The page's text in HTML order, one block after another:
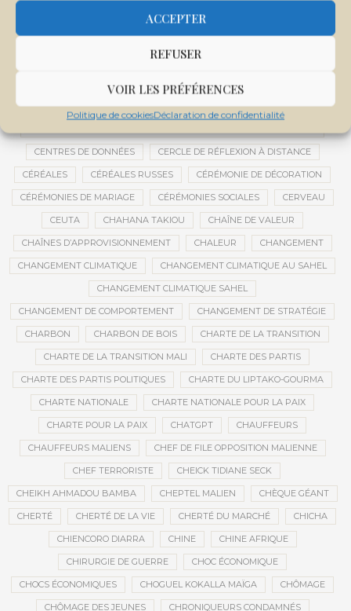
ACCEPTER
REFUSER
VOIR LES PRÉFÉRENCES
Politique de cookiesDéclaration de confidentialité
CENTRALE SOLAIRE DE SANANKOROBA
CENTRE D'INTELLIGENCE ARTIFICIELLE
CENTRE DE SANTÉ COMMUNAUTAIRE
CENTRE INTERNATIONAL DE CONFÉRENCES DE BAMAKO
CENTRE MALI
CENTRES DE DONNÉES CERCLE DE RÉFLEXION À DISTANCE
CÉRÉALES CÉRÉALES RUSSES CÉRÉMONIE DE DÉCORATION
CÉRÉMONIES DE MARIAGE CÉRÉMONIES SOCIALES CERVEAU
CEUTA CHAHANA TAKIOU CHAÎNE DE VALEUR
CHAÎNES D’APPROVISIONNEMENT CHALEUR CHANGEMENT
CHANGEMENT CLIMATIQUE CHANGEMENT CLIMATIQUE AU SAHEL
CHANGEMENT CLIMATIQUE SAHEL
CHANGEMENT DE COMPORTEMENT CHANGEMENT DE STRATÉGIE
CHARBON CHARBON DE BOIS CHARTE DE LA TRANSITION
CHARTE DE LA TRANSITION MALI CHARTE DES PARTIS
CHARTE DES PARTIS POLITIQUES CHARTE DU LIPTAKO-GOURMA
CHARTE NATIONALE CHARTE NATIONALE POUR LA PAIX
CHARTE POUR LA PAIX CHATGPT CHAUFFEURS
CHAUFFEURS MALIENS CHEF DE FILE OPPOSITION MALIENNE
CHEF TERRORISTE CHEICK TIDIANE SECK
CHEIKH AHMADOU BAMBA CHEPTEL MALIEN CHÈQUE GÉANT
CHERTÉ CHERTÉ DE LA VIE CHERTÉ DU MARCHÉ CHICHA
CHIENCORO DIARRA CHINE CHINE AFRIQUE
CHIRURGIE DE GUERRE CHOC ÉCONOMIQUE
CHOCS ÉCONOMIQUES CHOGUEL KOKALLA MAÏGA CHÔMAGE
CHÔMAGE DES JEUNES CHRONIQUEURS CONDAMNÉS